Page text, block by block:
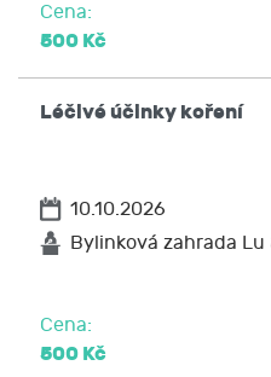
údajů nebo se obrátit
Cena:
500 Kč
Léčivé účinky koření
10.10.2026
Bylinková zahrada Lu
Cena:
500 Kč